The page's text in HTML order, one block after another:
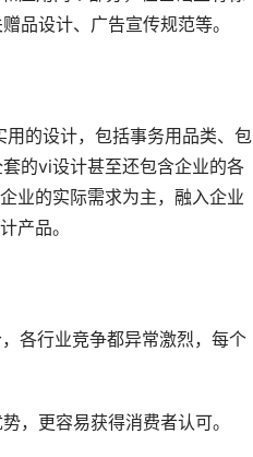
品设计、广告宣传规范等。
的设计，包括事务用品类、包
的vi设计甚至还包含企业的各
业的实际需求为主，融入企业
产品。
各行业竞争都异常激烈，每个
，更容易获得消费者认可。